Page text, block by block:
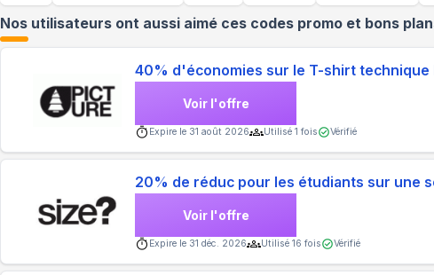
Nos utilisateurs ont aussi aimé ces codes promo et bons
40% d'économies sur le T-shirt technique
Voir l'offre
Expire le 31 août 2026 Utilisé1 fois Vérifié
20% de réduc pour les étudiants sur une
Voir l'offre
Expire le 31 déc. 2026 Utilisé16 fois Vérifié